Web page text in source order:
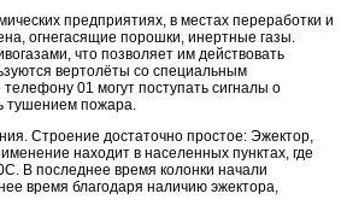
предприятиях, в местах переработки и
огнегасящие порошки, инертные газы.
что позволяет им действовать
вертолёты со специальным
01 могут поступать сигналы о
тушением пожара.
Строение достаточно простое: Эжектор,
находит в населенных пунктах, где
В последнее время колонки начали
время благодаря наличию эжектора,